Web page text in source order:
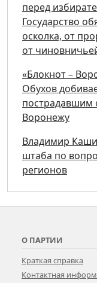
перед
Государство
осколка, от
от
«Блокнот –
Обухов
пострадавшим
Воронежу
Владимир
штаба по
регионов
О ПАРТИИ
Краткая справка
Контактная